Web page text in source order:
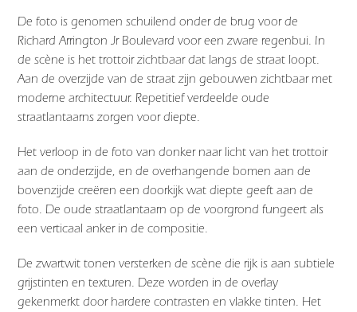
De foto is genomen schuilend onder de brug voor de
Richard Arrington Jr Boulevard voor een zware regenbui. In
de scène is het trottoir zichtbaar dat langs de straat loopt.
Aan de overzijde van de straat zijn gebouwen zichtbaar met
moderne architectuur. Repetitief verdeelde oude
straatlantaarns zorgen voor diepte.
Het verloop in de foto van donker naar licht van het trottoir
aan de onderzijde, en de overhangende bomen aan de
bovenzijde creëren een doorkijk wat diepte geeft aan de
foto. De oude straatlantaarn op de voorgrond fungeert als
een verticaal anker in de compositie.
De zwartwit tonen versterken de scène die rijk is aan subtiele
grijstinten en texturen. Deze worden in de overlay
gekenmerkt door hardere contrasten en vlakke tinten. Het